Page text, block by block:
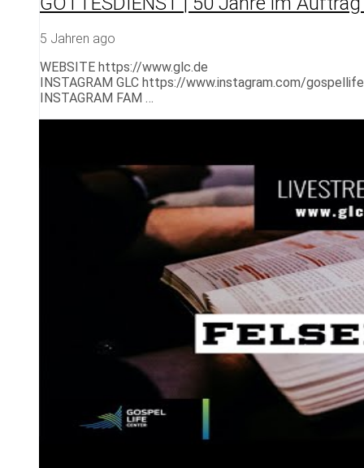
5 Jahren ago
WEBSITE https://www.glc.de
INSTAGRAM GLC https://www.instagram.com/
INSTAGRAM FAM …